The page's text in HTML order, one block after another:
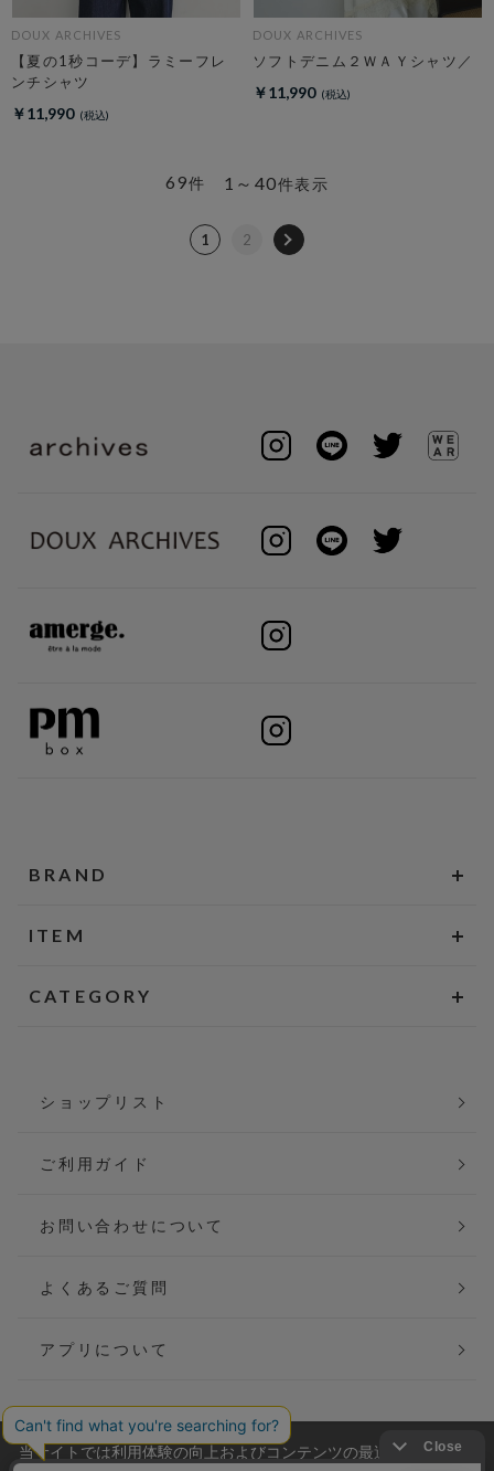
DOUX ARCHIVES
【夏の1秒コーデ】ラミーフレ
ンチシャツ
￥11,990
DOUX ARCHIVES
ソフトデニム２ＷＡＹシャツ／
￥11,990
1～40件表示
69件
1 2
BRAND
ITEM
CATEGORY
ショップリスト
ご利用ガイド
お問い合わせについて
よくあるご質問
アプリについて
当サイトでは利用体験の向上およびコンテンツの最適な提供、ト